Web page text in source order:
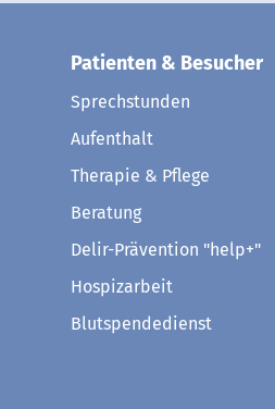
Patienten & Besucher
Sprechstunden
Aufenthalt
Therapie & Pflege
Beratung
Delir-Prävention "help+"
Hospizarbeit
Blutspendedienst